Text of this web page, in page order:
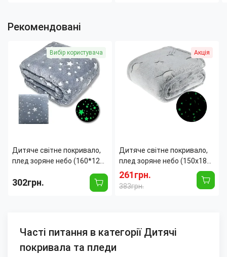
Рекомендовані
Вибір користувача
Дитяче світне покривало,
плед зоряне небо (160*125
302грн.
Акція
Дитяче світне покривало,
плед зоряне небо (150x180
см)
261грн.
383грн.
Часті питання в категорії Дитячі
покривала та пледи